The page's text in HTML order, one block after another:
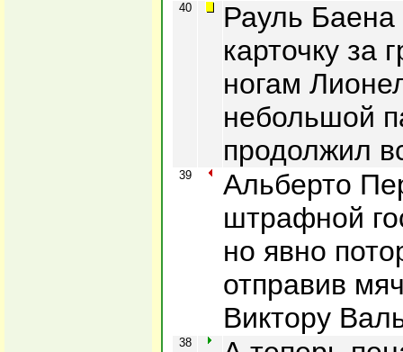
40
Рауль
карточку за
ногам
небольшой
продолжил
39
Альберто
штрафной
но явно
отправив
Виктору
38